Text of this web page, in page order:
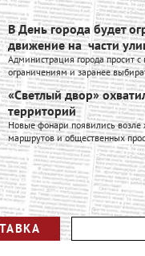
В День города будет
движение на части
Администрация города просит
ограничениям и заранее
«Светлый двор»
территорий
Новые фонари появились
маршрутов и общественных